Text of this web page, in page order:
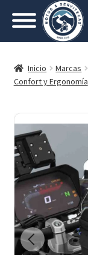
Inicio Marcas
Confort y Ergonomía